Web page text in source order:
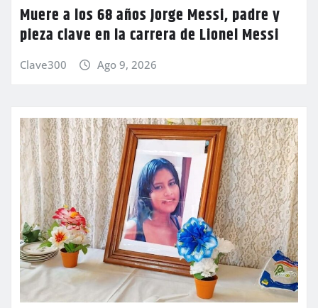
Muere a los 68 años Jorge Messi, padre y
pieza clave en la carrera de Lionel Messi
Clave300 Ago 9, 2026